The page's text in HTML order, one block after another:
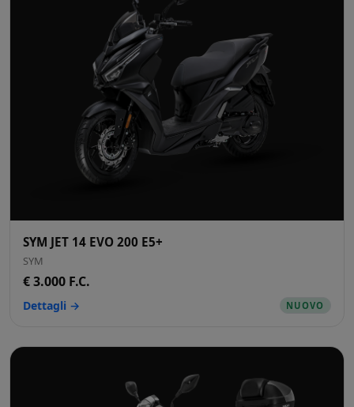
SYM JET 14 EVO 200 E5+
SYM
€ 3.000 F.C.
Dettagli → NUOVO